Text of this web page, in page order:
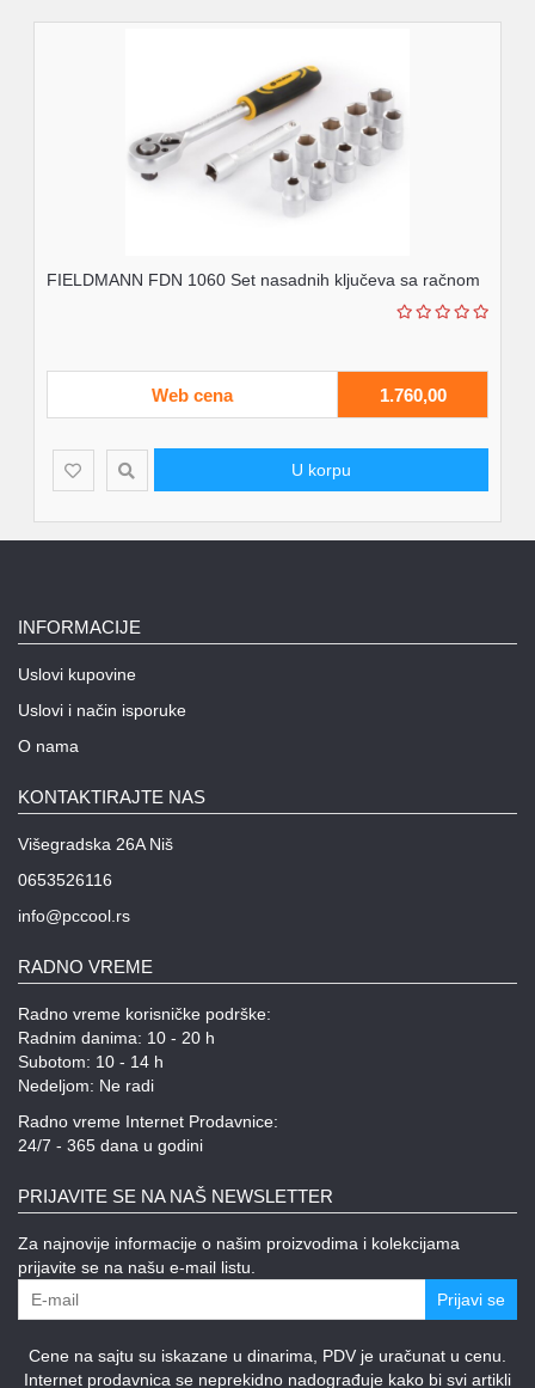
FIELDMANN FDN 1060 Set nasadnih ključeva sa račnom
Web cena 1.760,00
U korpu
INFORMACIJE
Uslovi kupovine
Uslovi i način isporuke
O nama
KONTAKTIRAJTE NAS
Višegradska 26A Niš
0653526116
info@pccool.rs
RADNO VREME
Radno vreme korisničke podrške:
Radnim danima: 10 - 20 h
Subotom: 10 - 14 h
Nedeljom: Ne radi
Radno vreme Internet Prodavnice:
24/7 - 365 dana u godini
PRIJAVITE SE NA NAŠ NEWSLETTER
Za najnovije informacije o našim proizvodima i kolekcijama
prijavite se na našu e-mail listu.
Prijavi se
Cene na sajtu su iskazane u dinarima, PDV je uračunat u cenu.
Internet prodavnica se neprekidno nadograđuje kako bi svi artikli